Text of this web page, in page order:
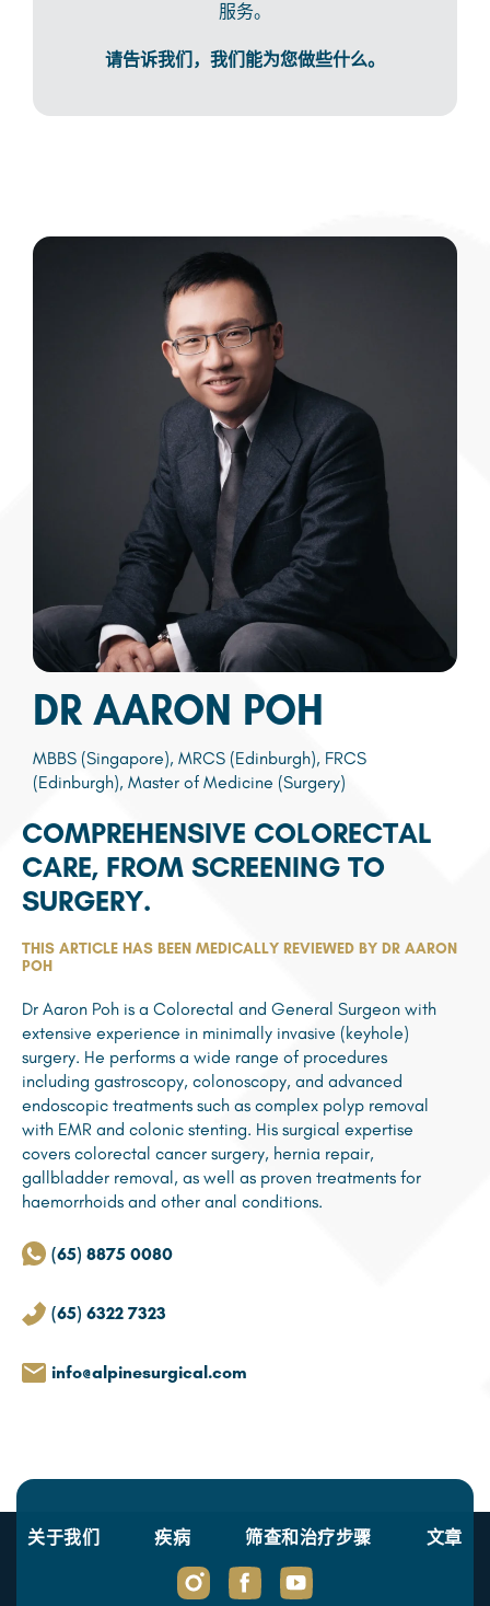
服务。
请告诉我们，我们能为您做些什么。
DR AARON POH
MBBS (Singapore), MRCS (Edinburgh), FRCS
(Edinburgh), Master of Medicine (Surgery)
COMPREHENSIVE COLORECTAL
CARE, FROM SCREENING TO
SURGERY.
THIS ARTICLE HAS BEEN MEDICALLY REVIEWED BY DR AARON
POH
Dr Aaron Poh is a Colorectal and General Surgeon with
extensive experience in minimally invasive (keyhole)
surgery. He performs a wide range of procedures
including gastroscopy, colonoscopy, and advanced
endoscopic treatments such as complex polyp removal
with EMR and colonic stenting. His surgical expertise
covers colorectal cancer surgery, hernia repair,
gallbladder removal, as well as proven treatments for
haemorrhoids and other anal conditions.
(65) 8875 0080
(65) 6322 7323
info@alpinesurgical.com
关于我们 疾病 筛查和治疗步骤 文章